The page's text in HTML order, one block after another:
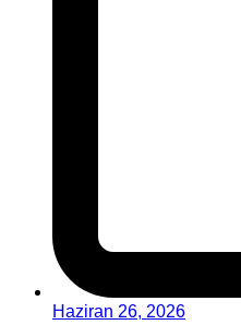
Haziran 26, 2026